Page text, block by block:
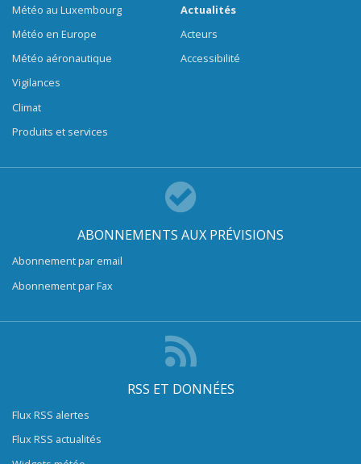
Météo au Luxembourg
Météo en Europe
Météo aéronautique
Vigilances
Climat
Produits et services
Actualités
Acteurs
Accessibilité
ABONNEMENTS AUX PRÉVISIONS
Abonnement par email
Abonnement par Fax
RSS ET DONNÉES
Flux RSS alertes
Flux RSS actualités